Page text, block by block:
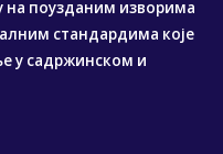
на поузданим изворима
стандардима које
у садржинском и